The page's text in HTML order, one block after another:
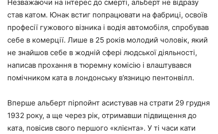
Незважаючи на інтерес до смерті, альберт не відразу
став катом. Юнак встиг попрацювати на фабриці, освоїв
професії гужового візника і водія автомобіля, спробував
себе в комерції. Лише в 25 років молодий чоловік, який
не знайшов себе в жодній сфері людської діяльності,
написав прохання в тюремну комісію і влаштувався
помічником ката в лондонську в’язницю пентонвілл.
Вперше альберт пірпойнт асистував на страти 29 грудня
1932 року, а ще через рік, отримавши підвищення до
ката, повісив свого першого «клієнта». У ті часи кати